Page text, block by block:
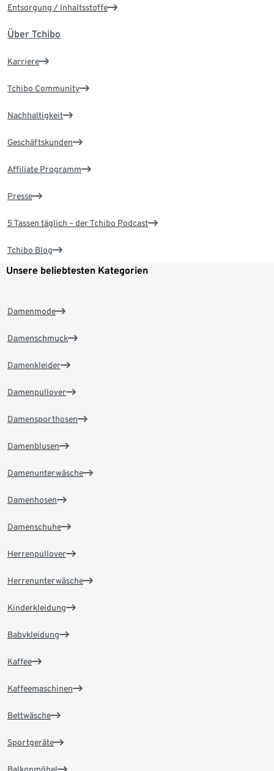
Entsorgung / Inhaltsstoffe
Über Tchibo
Karriere
Tchibo Community
Nachhaltigkeit
Geschäftskunden
Affiliate Programm
Presse
5 Tassen täglich – der Tchibo Podcast
Tchibo Blog
Unsere beliebtesten Kategorien
Damenmode
Damenschmuck
Damenkleider
Damenpullover
Damensporthosen
Damenblusen
Damenunterwäsche
Damenhosen
Damenschuhe
Herrenpullover
Herrenunterwäsche
Kinderkleidung
Babykleidung
Kaffee
Kaffeemaschinen
Bettwäsche
Sportgeräte